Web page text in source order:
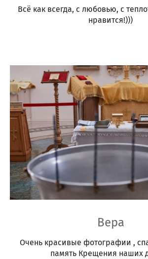
Всё как всегда, с любовью, с
нравится!)))
Вера
Очень красивые фотографии ,
память Крещения наших